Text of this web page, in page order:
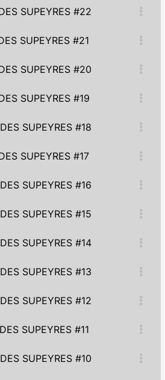
SUPEYRES #22
SUPEYRES #21
SUPEYRES #20
SUPEYRES #19
SUPEYRES #18
SUPEYRES #17
SUPEYRES #16
SUPEYRES #15
SUPEYRES #14
SUPEYRES #13
SUPEYRES #12
SUPEYRES #11
SUPEYRES #10